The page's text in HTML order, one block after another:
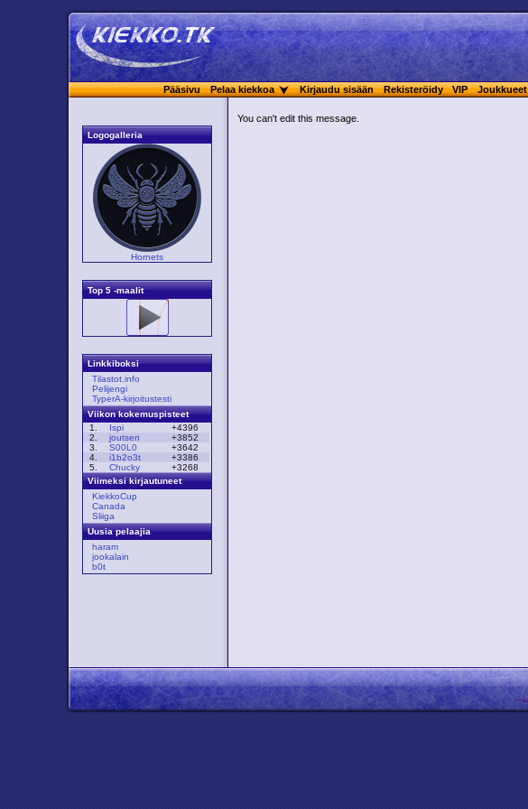
Pääsivu Pelaa kiekkoa Kirjaudu sisään Rekisteröidy VIP Joukkueet
Logogalleria
Hornets
Top 5 -maalit
Linkkiboksi
Tilastot.info
Pelijengi
TyperA-kirjoitustesti
Viikon kokemuspisteet
1.
Ispi
+4396
2.
joutsen
+3852
3.
S00L0
+3642
4.
i1b2o3t
+3386
5.
Chucky
+3268
Viimeksi kirjautuneet
KiekkoCup
Canada
Sliiga
Uusia pelaajia
haram
jookalain
b0t
You can't edit this message.